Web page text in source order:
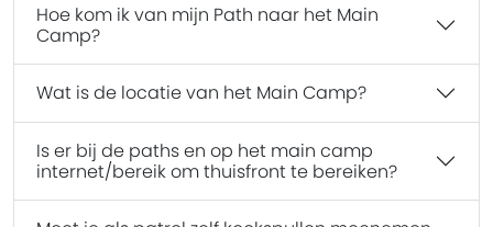
Hoe kom ik van mijn Path naar het Main
Camp?
Wat is de locatie van het Main Camp?
Is er bij de paths en op het main camp
internet/bereik om thuisfront te bereiken?